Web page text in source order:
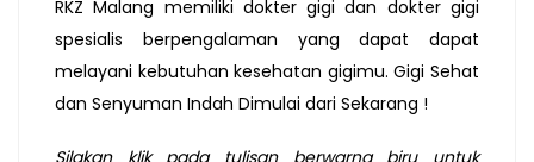
RKZ Malang memiliki dokter gigi dan dokter gigi
spesialis berpengalaman yang dapat dapat
melayani kebutuhan kesehatan gigimu. Gigi Sehat
dan Senyuman Indah Dimulai dari Sekarang !
Silakan klik pada tulisan berwarna biru untuk